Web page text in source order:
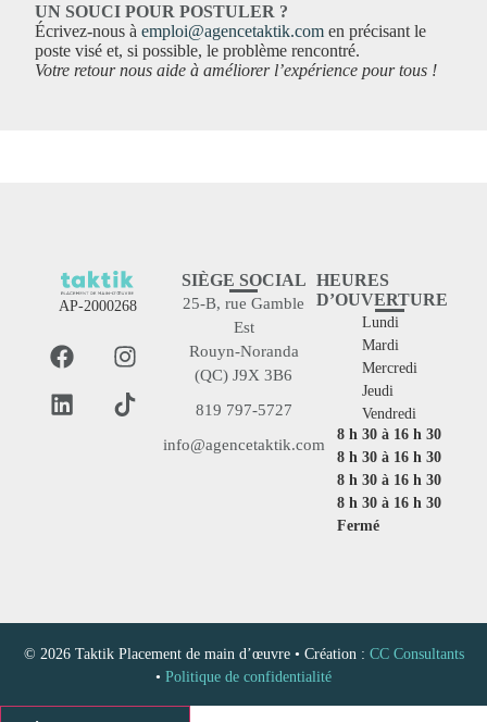
UN SOUCI POUR POSTULER ?
Écrivez-nous à emploi@agencetaktik.com en précisant le
poste visé et, si possible, le problème rencontré.
Votre retour nous aide à améliorer l’expérience pour tous !
AP-2000268
SIÈGE SOCIAL
25-B, rue Gamble
Est
Rouyn-Noranda
(QC) J9X 3B6
819 797-5727
info@agencetaktik.com
HEURES
D’OUVERTURE
Lundi
Mardi
Mercredi
Jeudi
Vendredi
8 h 30 à 16 h 30
8 h 30 à 16 h 30
8 h 30 à 16 h 30
8 h 30 à 16 h 30
Fermé
© 2026 Taktik Placement de main d’œuvre • Création : CC Consultants
• Politique de confidentialité